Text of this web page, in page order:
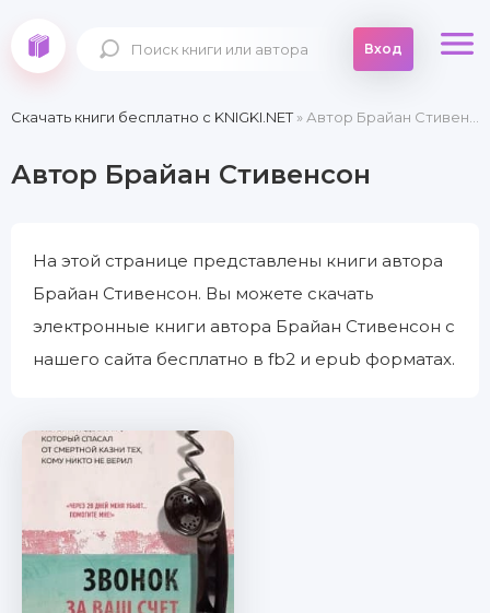
Вход
Скачать книги бесплатно c KNIGKI.NET» Автор Брайан Стивенсон
Автор Брайан Стивенсон
На этой странице представлены книги автора
Брайан Стивенсон. Вы можете скачать
электронные книги автора Брайан Стивенсон с
нашего сайта бесплатно в fb2 и epub форматах.